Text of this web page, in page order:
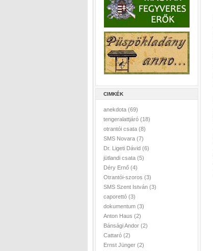
CIMKÉK
anekdota (69)
tengeralattjáró (18)
otrantói csata (8)
SMS Novara (7)
Dr. Ligeti Dávid (6)
jütlandi csata (5)
Déry Ernő (4)
Otrantói-szoros (3)
SMS Szent István (3)
caporettó (3)
dokumentum (3)
Anton Haus (2)
Bánsági Andor (2)
Cattaró (2)
Ernst Jünger (2)